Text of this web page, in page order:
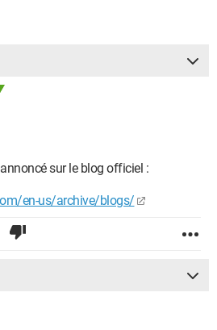
sur le blog officiel :
en-us/archive/blogs/